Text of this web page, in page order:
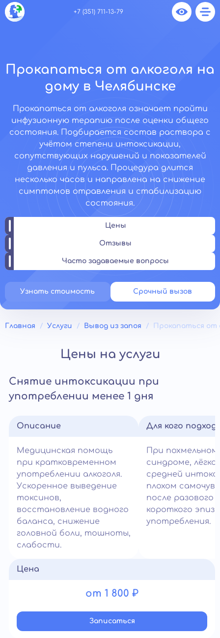
+7 (351) 711-13-79
Прокапаться от алкоголя на
дому в Челябинске
Прокапаться от алкоголя означает пройти
инфузионную терапию после оценки общего
состояния. Подбирается состав раствора с
учётом степени интоксикации,
сопутствующих нарушений и показателей
давления и пульса. Процедура длится
несколько часов и направлена на снижение
симптомов отравления и стабилизацию
состояния.
Цены
Отзывы
Часто задаваемые вопросы
Узнать стоимость Срочный вызов
Главная Услуги Вывод из запоя Прокапаться от
Цены на услуги
Снятие интоксикации при
употреблении менее 1 дня
Описание
Медицинская помощь
при кратковременном
употреблении алкоголя.
Ускоренное выведение
токсинов,
восстановление водного
баланса, снижение
головной боли, тошноты,
слабости.
Для кого
При похмельном
синдроме,
средней
плохом
после разового
короткого
употребления.
Цена
от 1 800 ₽
Записатьcя